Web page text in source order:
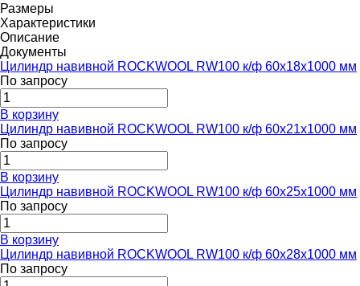
Размеры
Характеристики
Описание
Документы
Цилиндр навивной ROCKWOOL RW100 к/ф 60x18x1000 мм
По запросу
В корзину
Цилиндр навивной ROCKWOOL RW100 к/ф 60x21x1000 мм
По запросу
В корзину
Цилиндр навивной ROCKWOOL RW100 к/ф 60x25x1000 мм
По запросу
В корзину
Цилиндр навивной ROCKWOOL RW100 к/ф 60x28x1000 мм
По запросу